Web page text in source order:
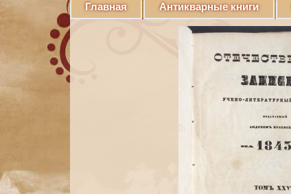
Главная Антикварные книги